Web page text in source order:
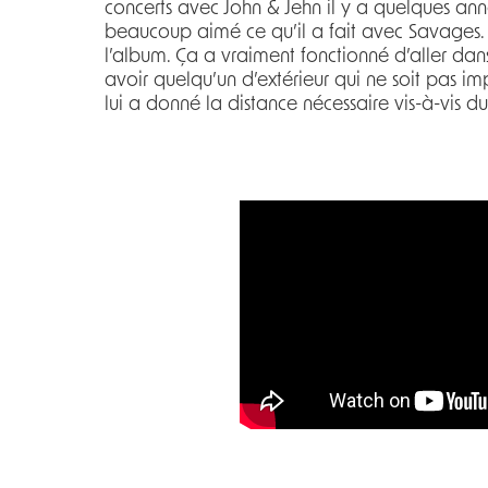
concerts avec John & Jehn il y a quelques
beaucoup aimé ce qu’il a fait avec
l’album. Ça a vraiment fonctionné d’aller
avoir quelqu’un d’extérieur qui ne soit pas
lui a donné la distance nécessaire vis-à-vis